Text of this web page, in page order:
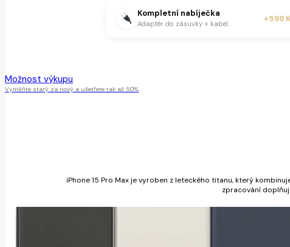
Kompletní nabíječka
Adaptér do zásuvky + kabel. +599
Možnost výkupu
Vyměňte starý za nový a ušetřete tak až 50%
iPhone 15 Pro Max je vyroben z leteckého titanu, který
zpracování